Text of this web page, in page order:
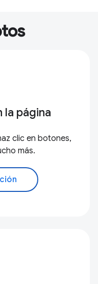
la página
clic en botones,
más.